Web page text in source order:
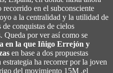
recorrido en el subconsciente
a la centralidad y la utilidad de
conquistas de cielos
Queda por ver así como se
en la que Iñigo Errejón y
en base a dos propuestas
ha recorrer por la joven
del movimiento 15M ,el